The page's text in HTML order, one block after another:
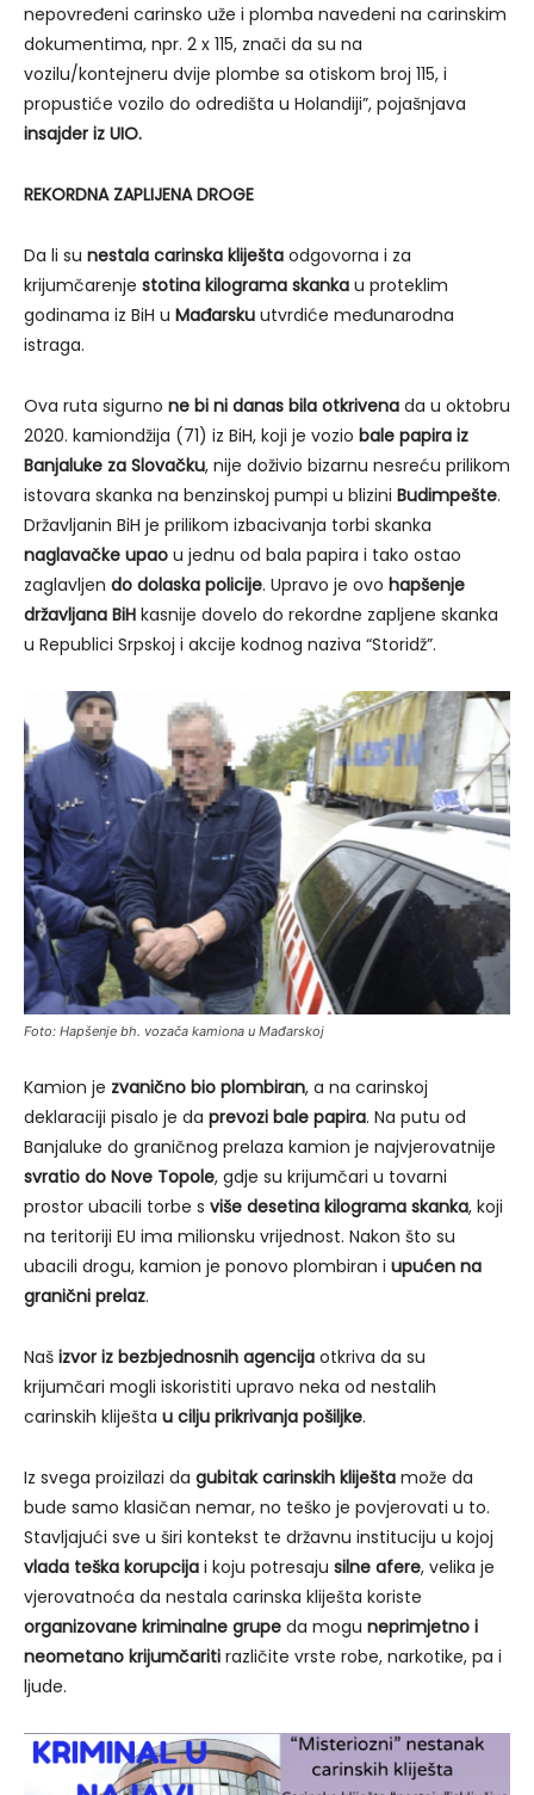
nepovređeni carinsko uže i plomba navedeni na carinskim
dokumentima, npr. 2 x 115, znači da su na
vozilu/kontejneru dvije plombe sa otiskom broj 115, i
propustiće vozilo do odredišta u Holandiji”, pojašnjava
insajder iz UIO.
REKORDNA ZAPLIJENA DROGE
Da li su nestala carinska kliješta odgovorna i za
krijumčarenje stotina kilograma skanka u proteklim
godinama iz BiH u Mađarsku utvrdiće međunarodna
istraga.
Ova ruta sigurno ne bi ni danas bila otkrivena da u oktobru
2020. kamiondžija (71) iz BiH, koji je vozio bale papira iz
Banjaluke za Slovačku, nije doživio bizarnu nesreću prilikom
istovara skanka na benzinskoj pumpi u blizini Budimpešte.
Državljanin BiH je prilikom izbacivanja torbi skanka
naglavačke upao u jednu od bala papira i tako ostao
zaglavljen do dolaska policije. Upravo je ovo hapšenje
državljana BiH kasnije dovelo do rekordne zapljene skanka
u Republici Srpskoj i akcije kodnog naziva “Storidž”.
Foto: Hapšenje bh. vozača kamiona u Mađarskoj
Kamion je zvanično bio plombiran, a na carinskoj
deklaraciji pisalo je da prevozi bale papira. Na putu od
Banjaluke do graničnog prelaza kamion je najvjerovatnije
svratio do Nove Topole, gdje su krijumčari u tovarni
prostor ubacili torbe s više desetina kilograma skanka, koji
na teritoriji EU ima milionsku vrijednost. Nakon što su
ubacili drogu, kamion je ponovo plombiran i upućen na
granični prelaz.
Naš izvor iz bezbjednosnih agencija otkriva da su
krijumčari mogli iskoristiti upravo neka od nestalih
carinskih kliješta u cilju prikrivanja pošiljke.
Iz svega proizilazi da gubitak carinskih kliješta može da
bude samo klasičan nemar, no teško je povjerovati u to.
Stavljajući sve u širi kontekst te državnu instituciju u kojoj
vlada teška korupcija i koju potresaju silne afere, velika je
vjerovatnoća da nestala carinska kliješta koriste
organizovane kriminalne grupe da mogu neprimjetno i
neometano krijumčariti različite vrste robe, narkotike, pa i
ljude.